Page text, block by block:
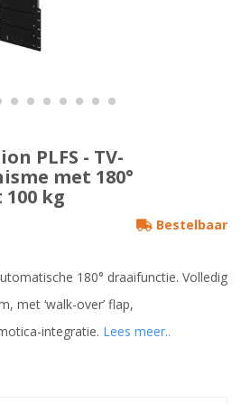
PLFS - TV-
met 180°
kg
Bestelbaar
180° draaifunctie. Volledig
met ‘walk-over’ flap,
integratie. Lees meer..